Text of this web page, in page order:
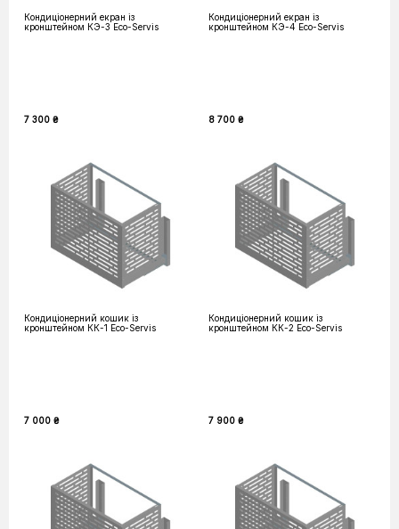
Кондиціонерний екран із
кронштейном КЭ-3 Eco-Servis
7 300 ₴
Кондиціонерний екран із
кронштейном КЭ-4 Eco-Servis
8 700 ₴
Кондиціонерний кошик із
кронштейном КК-1 Eco-Servis
7 000 ₴
Кондиціонерний кошик із
кронштейном КК-2 Eco-Servis
7 900 ₴